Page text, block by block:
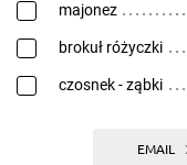
majonez
brokuł różyczki
czosnek - ząbki
EMAIL